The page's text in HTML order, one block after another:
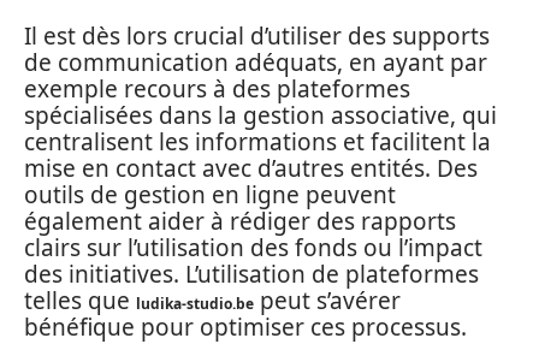
Il est dès lors crucial d’utiliser des supports
de communication adéquats, en ayant par
exemple recours à des plateformes
spécialisées dans la gestion associative, qui
centralisent les informations et facilitent la
mise en contact avec d’autres entités. Des
outils de gestion en ligne peuvent
également aider à rédiger des rapports
clairs sur l’utilisation des fonds ou l’impact
des initiatives. L’utilisation de plateformes
telles que ludika-studio.be peut s’avérer
bénéfique pour optimiser ces processus.